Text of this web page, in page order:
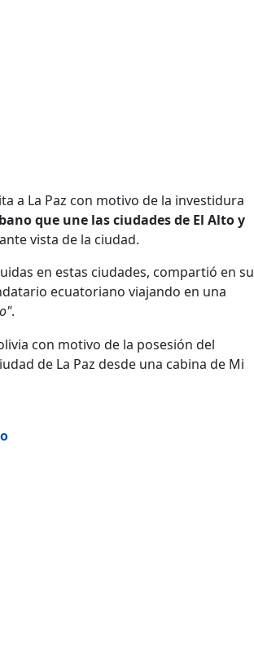
a La Paz con motivo de la investidura
que une las ciudades de El Alto y
vista de la ciudad.
en estas ciudades, compartió en su
ecuatoriano viajando en una
.
con motivo de la posesión del
de La Paz desde una cabina de Mi